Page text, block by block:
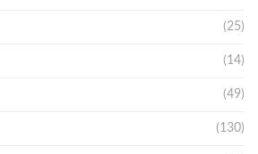
(25)
(14)
(49)
(130)